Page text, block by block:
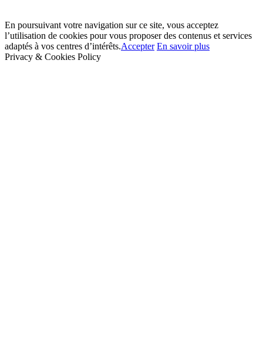
En poursuivant votre navigation sur ce site, vous acceptez
l’utilisation de cookies pour vous proposer des contenus et services
adaptés à vos centres d’intérêts.Accepter En savoir plus
Privacy & Cookies Policy